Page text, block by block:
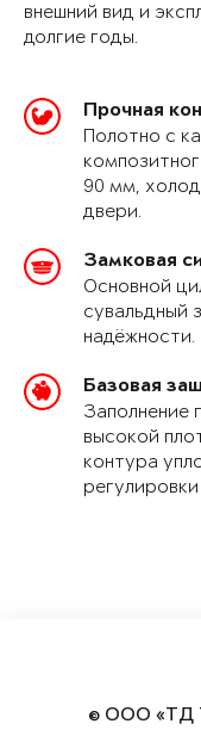
внешний вид и
долгие годы.
Прочная
Полотно с
90 мм,
двери.
Замковая
Основной
сувальдный
надёжности.
Базовая
Заполнение
высокой
контура
© ООО «ТД